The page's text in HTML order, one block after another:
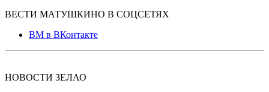
ВЕСТИ МАТУШКИНО В СОЦСЕТЯХ
ВМ в ВКонтакте
НОВОСТИ ЗЕЛАО